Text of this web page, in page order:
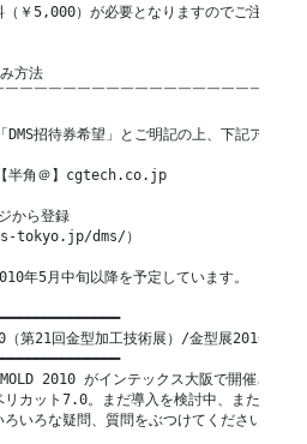
（￥5,000）が必要となりますのでご注意く
方法
￣￣￣￣￣￣￣￣￣￣￣￣￣￣￣￣￣￣￣
招待券希望」とご明記の上、下記アドレ
角＠】cgtech.co.jp
から登録
tokyo.jp/dms/）
年5月中旬以降を予定しています。
第21回金型加工技術展）/金型展2010
2010 がインテックス大阪で開催されま
カット7.0。まだ導入を検討中、または、
いろな疑問、質問をぶつけてください。